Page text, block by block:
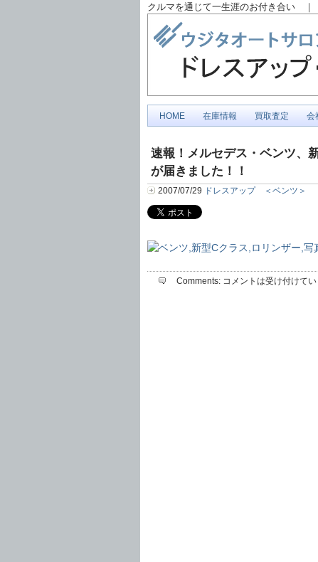
クルマを通じて一生涯のお付き合い
HOME 在庫情報 買取査定 会
速報！メルセデス・ベンツ、
が届きました！！
2007/07/29 ドレスアップ ＜ベンツ＞
Comments: コメントは受け付けてい